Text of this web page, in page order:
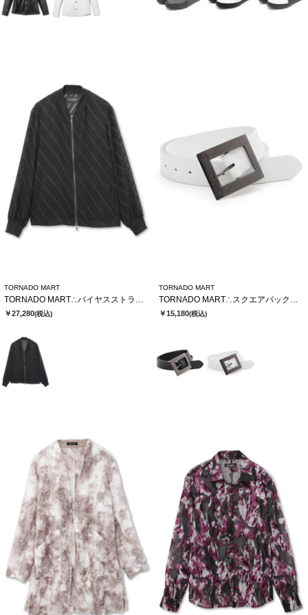
TORNADO MART
TORNADO MART∴バイヤスストライプシアーブルゾン
￥27,280(税込)
TORNADO MART
TORNADO MART∴スクエアバックルベルト
￥15,180(税込)